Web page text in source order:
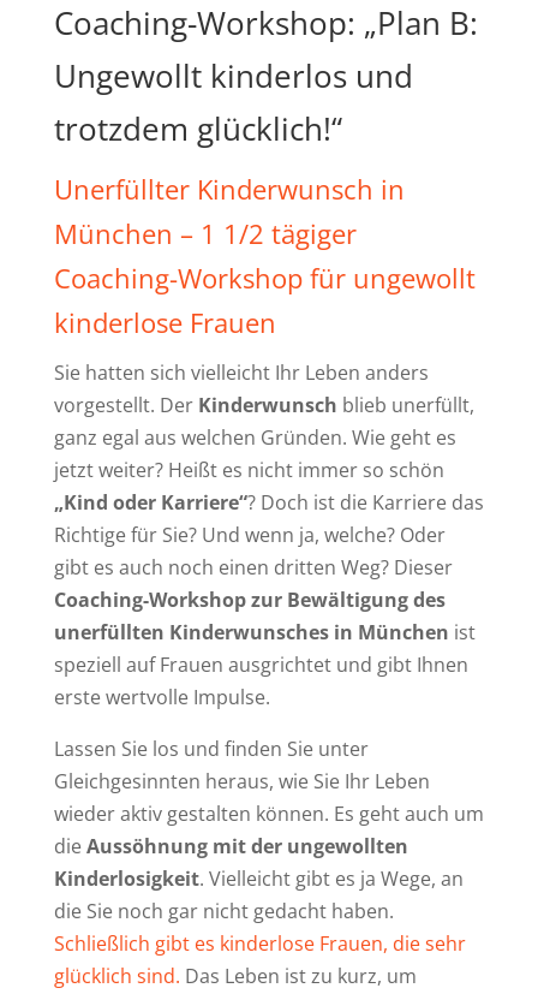
Coaching-Workshop: „Plan B:
Ungewollt kinderlos und
trotzdem glücklich!“
Unerfüllter Kinderwunsch in
München – 1 1/2 tägiger
Coaching-Workshop für ungewollt
kinderlose Frauen
Sie hatten sich vielleicht Ihr Leben anders
vorgestellt. Der Kinderwunsch blieb unerfüllt,
ganz egal aus welchen Gründen. Wie geht es
jetzt weiter? Heißt es nicht immer so schön
„Kind oder Karriere“? Doch ist die Karriere das
Richtige für Sie? Und wenn ja, welche? Oder
gibt es auch noch einen dritten Weg? Dieser
Coaching-Workshop zur Bewältigung des
unerfüllten Kinderwunsches in München ist
speziell auf Frauen ausgrichtet und gibt Ihnen
erste wertvolle Impulse.
Lassen Sie los und finden Sie unter
Gleichgesinnten heraus, wie Sie Ihr Leben
wieder aktiv gestalten können. Es geht auch um
dieAussöhnung mit der ungewollten
Kinderlosigkeit. Vielleicht gibt es ja Wege, an
die Sie noch gar nicht gedacht haben.
Schließlich gibt es kinderlose Frauen, die sehr
glücklich sind. Das Leben ist zu kurz, um